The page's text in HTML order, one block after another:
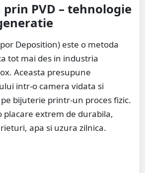
prin PVD – tehnologie
Deposition) este o metoda
tot mai des in industria
Aceasta presupune
intr-o camera vidata si
bijuterie printr-un proces fizic.
placare extrem de durabila,
apa si uzura zilnica.